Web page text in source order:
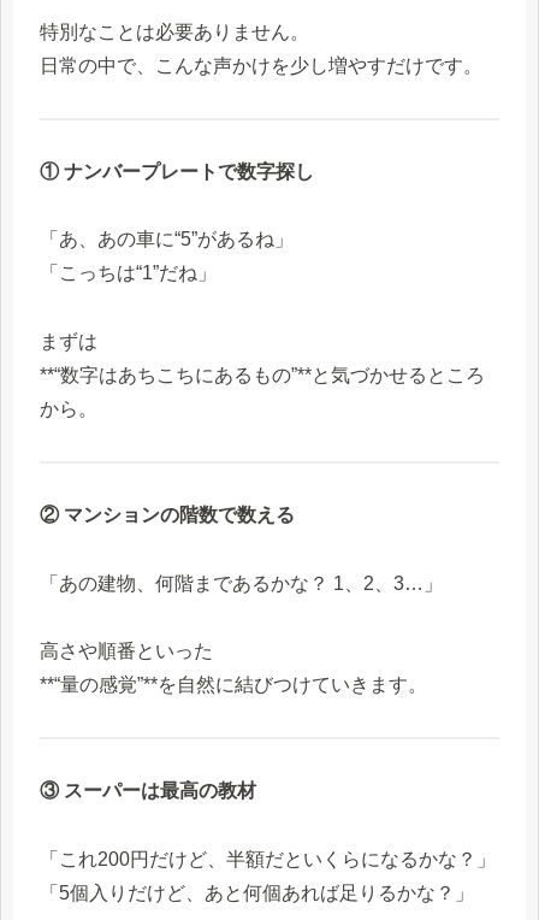
特別なことは必要ありません。
日常の中で、こんな声かけを少し増やすだけです。
① ナンバープレートで数字探し
「あ、あの車に“5”があるね」
「こっちは“1”だね」
まずは
**“数字はあちこちにあるもの”**と気づかせるところ
から。
② マンションの階数で数える
「あの建物、何階まであるかな？ 1、2、3…」
高さや順番といった
**“量の感覚”**を自然に結びつけていきます。
③ スーパーは最高の教材
「これ200円だけど、半額だといくらになるかな？」
「5個入りだけど、あと何個あれば足りるかな？」